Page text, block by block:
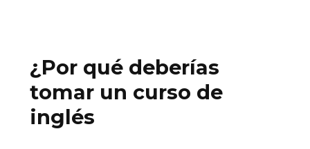
¿Por qué deberías
tomar un curso de
inglés